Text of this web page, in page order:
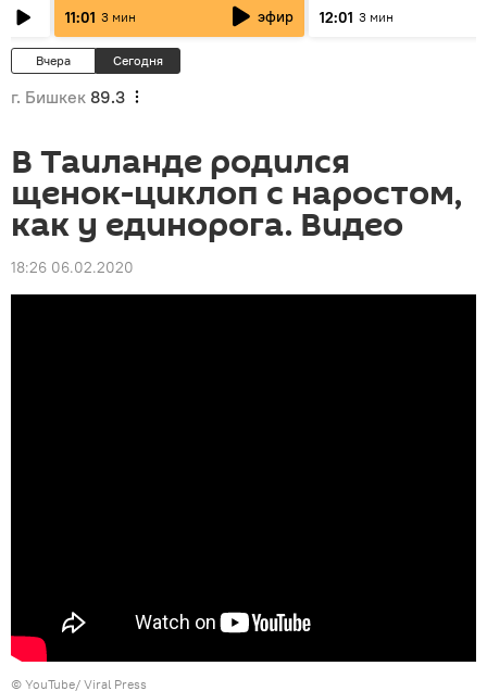
11:01 3 мин эфир
12:01 3 мин
Вчера Сегодня
г. Бишкек 89.3
В Таиланде родился
щенок-циклоп с наростом,
как у единорога. Видео
18:26 06.02.2020
© YouTube/ Viral Press